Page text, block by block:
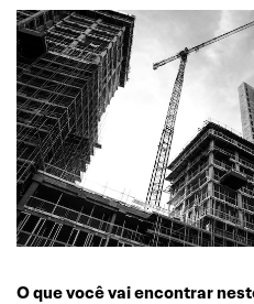
O que você vai encontrar